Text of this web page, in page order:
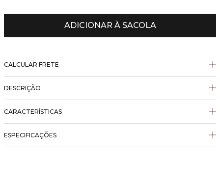
ADICIONAR À SACOLA
CALCULAR FRETE
DESCRIÇÃO
CARACTERÍSTICAS
ESPECIFICAÇÕES